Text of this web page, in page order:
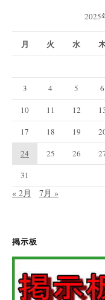
2025
月 火 水
3
4 5 6
10
11 12
17
18 19
24
25 26
31
« 2月 7月 »
掲示板